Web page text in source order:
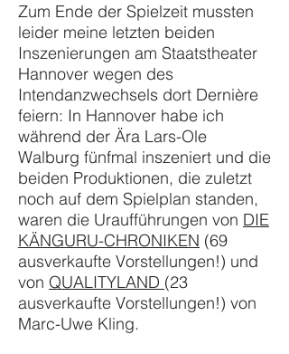
Zum Ende der Spielzeit mussten
leider meine letzten beiden
Inszenierungen am Staatstheater
Hannover wegen des
Intendanzwechsels dort Dernière
feiern: In Hannover habe ich
während der Ära Lars-Ole
Walburg fünfmal inszeniert und die
beiden Produktionen, die zuletzt
noch auf dem Spielplan standen,
waren die Uraufführungen von DIE
KÄNGURU-CHRONIKEN (69
ausverkaufte Vorstellungen!) und
von QUALITYLAND (23
ausverkaufte Vorstellungen!) von
Marc-Uwe Kling.